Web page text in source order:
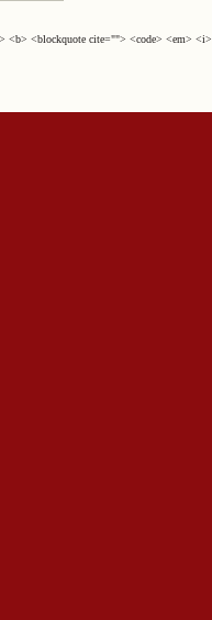
<blockquote cite=""> <code> <em> <i>